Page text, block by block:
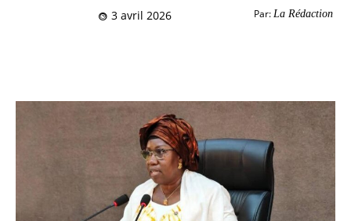
Par: La Rédaction
3 avril 2026